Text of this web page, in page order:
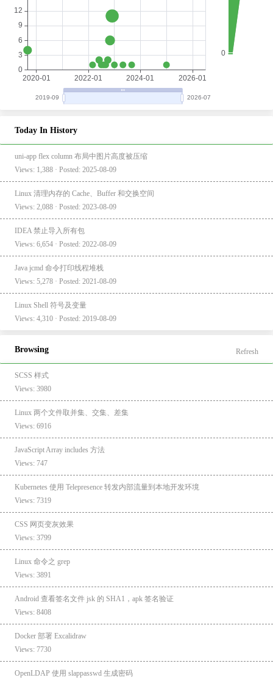
Today In History
uni-app flex column 布局中图片高度被压缩
Views: 1,388 · Posted: 2025-08-09
Linux 清理内存的 Cache、Buffer 和交换空间
Views: 2,088 · Posted: 2023-08-09
IDEA 禁止导入所有包
Views: 6,654 · Posted: 2022-08-09
Java jcmd 命令打印线程堆栈
Views: 5,278 · Posted: 2021-08-09
Linux Shell 符号及变量
Views: 4,310 · Posted: 2019-08-09
Browsing Refresh
SCSS 样式
Views: 3980
Linux 两个文件取并集、交集、差集
Views: 6916
JavaScript Array includes 方法
Views: 747
Kubernetes 使用 Telepresence 转发内部流量到本地开发环境
Views: 7319
CSS 网页变灰效果
Views: 3799
Linux 命令之 grep
Views: 3891
Android 查看签名文件 jsk 的 SHA1，apk 签名验证
Views: 8408
Docker 部署 Excalidraw
Views: 7730
OpenLDAP 使用 slappasswd 生成密码